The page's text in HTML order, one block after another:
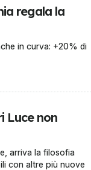
regala la
in curva: +20% di
Luce non
arriva la filosofia
con altre più nuove